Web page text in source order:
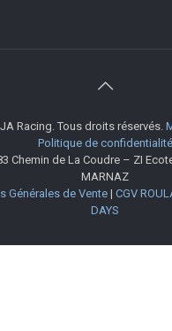
Racing. Tous droits réservés.
Politique de confidentialité
Chemin de La Coudre – ZI
MARNAZ
Générales de Vente | CGV
DAYS